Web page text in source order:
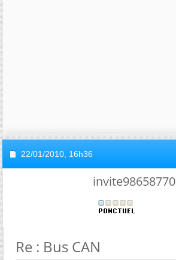
22/01/2010, 16h36
invite98658770
Re : Bus CAN